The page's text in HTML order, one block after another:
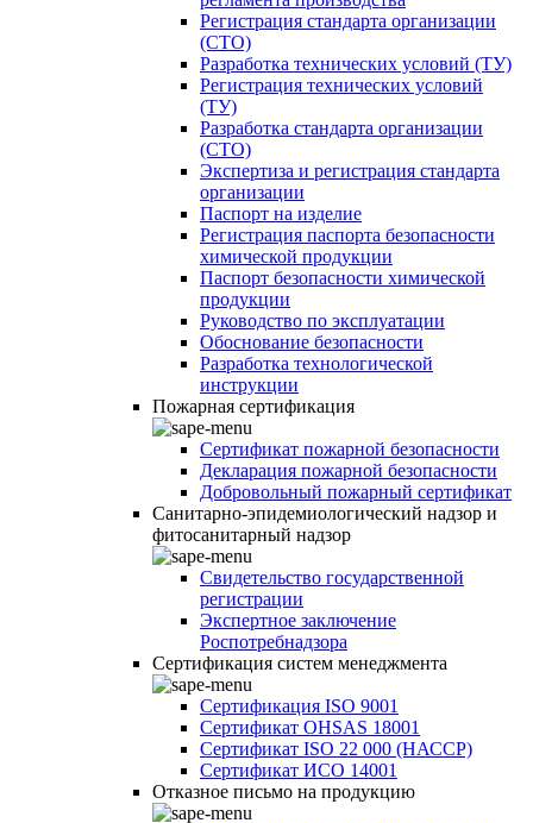
Регистрация стандарта организации
(СТО)
Разработка технических условий (ТУ)
Регистрация технических условий
(ТУ)
Разработка стандарта организации
(СТО)
Экспертиза и регистрация стандарта
организации
Паспорт на изделие
Регистрация паспорта безопасности
химической продукции
Паспорт безопасности химической
продукции
Руководство по эксплуатации
Обоснование безопасности
Разработка технологической
инструкции
Пожарная сертификация
Сертификат пожарной безопасности
Декларация пожарной безопасности
Добровольный пожарный сертификат
Санитарно-эпидемиологический надзор и
фитосанитарный надзор
Свидетельство государственной
регистрации
Экспертное заключение
Роспотребнадзора
Сертификация систем менеджмента
Сертификация ISO 9001
Сертификат OHSAS 18001
Сертификат ISO 22 000 (НАССР)
Сертификат ИСО 14001
Отказное письмо на продукцию